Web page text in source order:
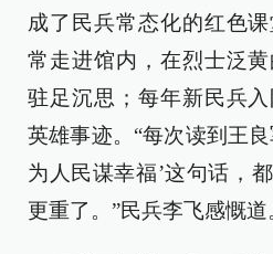
成了民兵常态化的红色
常走进馆内，在烈士泛
驻足沉思；每年新民兵
英雄事迹。“每次读到王
为人民谋幸福’这句话，
更重了。”民兵李飞感慨道